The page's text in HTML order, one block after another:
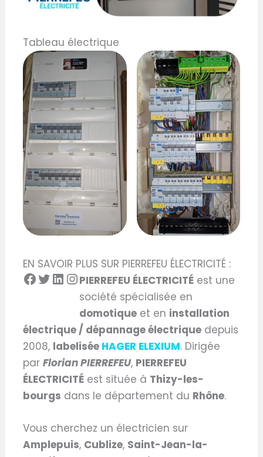
Tableau électrique
EN SAVOIR PLUS SUR PIERREFEU ÉLECTRICITÉ :
PIERREFEU ÉLECTRICITÉ est une
société spécialisée en
domotique et en installation
électrique / dépannage électrique depuis
2008, labelisée HAGER ELEXIUM. Dirigée
parFlorian PIERREFEU, PIERREFEU
ÉLECTRICITÉ est située à Thizy-les-
bourgs dans le département du Rhône.
Vous cherchez un électricien sur
Amplepuis, Cublize, Saint-Jean-la-